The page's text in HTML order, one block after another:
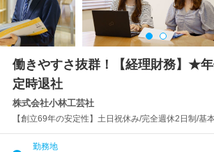
働きやすさ抜群！【経理財務】★
定時退社
株式会社小林工芸社
【創立69年の安定性】土日祝休み/完全週休2日制/基
勤務地